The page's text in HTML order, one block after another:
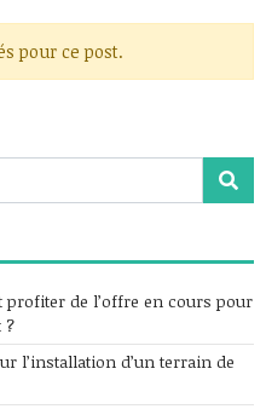
pour ce post.
de l’offre en cours pour
?
l’installation d’un terrain de